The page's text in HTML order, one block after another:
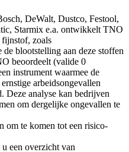
DeWalt, Dustco, Festool,
Starmix e.a. ontwikkelt TNO
fijnstof, zoals
de blootstelling aan deze stoffen
beoordeelt (valide 0
instrument waarmee de
arbeidsongevallen
Deze analyse kan bedrijven
om dergelijke ongevallen te
om te komen tot een risico-
een overzicht van